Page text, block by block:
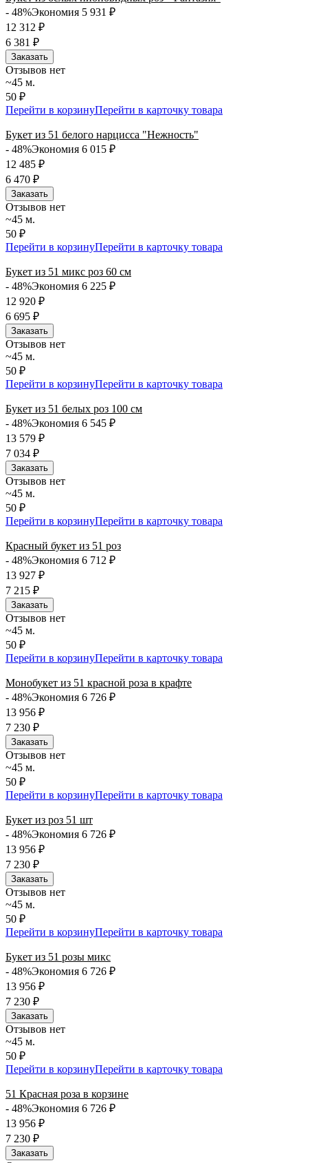
- 48%Экономия 5 931 ₽
12 312 ₽
6 381 ₽
Заказать
Отзывов нет
~45 м.
50 ₽
Перейти в корзинуПерейти в карточку товара
Букет из 51 белого нарцисса "Нежность"
- 48%Экономия 6 015 ₽
12 485 ₽
6 470 ₽
Заказать
Отзывов нет
~45 м.
50 ₽
Перейти в корзинуПерейти в карточку товара
Букет из 51 микс роз 60 см
- 48%Экономия 6 225 ₽
12 920 ₽
6 695 ₽
Заказать
Отзывов нет
~45 м.
50 ₽
Перейти в корзинуПерейти в карточку товара
Букет из 51 белых роз 100 см
- 48%Экономия 6 545 ₽
13 579 ₽
7 034 ₽
Заказать
Отзывов нет
~45 м.
50 ₽
Перейти в корзинуПерейти в карточку товара
Красный букет из 51 роз
- 48%Экономия 6 712 ₽
13 927 ₽
7 215 ₽
Заказать
Отзывов нет
~45 м.
50 ₽
Перейти в корзинуПерейти в карточку товара
Монобукет из 51 красной роза в крафте
- 48%Экономия 6 726 ₽
13 956 ₽
7 230 ₽
Заказать
Отзывов нет
~45 м.
50 ₽
Перейти в корзинуПерейти в карточку товара
Букет из роз 51 шт
- 48%Экономия 6 726 ₽
13 956 ₽
7 230 ₽
Заказать
Отзывов нет
~45 м.
50 ₽
Перейти в корзинуПерейти в карточку товара
Букет из 51 розы микс
- 48%Экономия 6 726 ₽
13 956 ₽
7 230 ₽
Заказать
Отзывов нет
~45 м.
50 ₽
Перейти в корзинуПерейти в карточку товара
51 Красная роза в корзине
- 48%Экономия 6 726 ₽
13 956 ₽
7 230 ₽
Заказать